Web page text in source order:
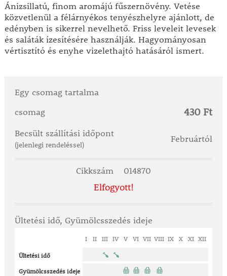
Ánizsillatú, finom aromájú fűszernövény. Vetése
közvetlenül a félárnyékos tenyészhelyre ajánlott, de
edényben is sikerrel nevelhető. Friss leveleit levesek
és saláták ízesítésére használják. Hagyományosan
vértisztító és enyhe vizelethajtó hatásáról ismert.
Egy csomag tartalma
csomag
430 Ft
Becsült szállítási időpont
(jelenlegi rendeléssel)
Februártól
Cikkszám 014870
Elfogyott!
Ültetési idő, Gyümölcsszedés ideje
I II III IV V VI VII VIII IX X XI XII
Ültetési idő
Gyümölcsszedés ideje